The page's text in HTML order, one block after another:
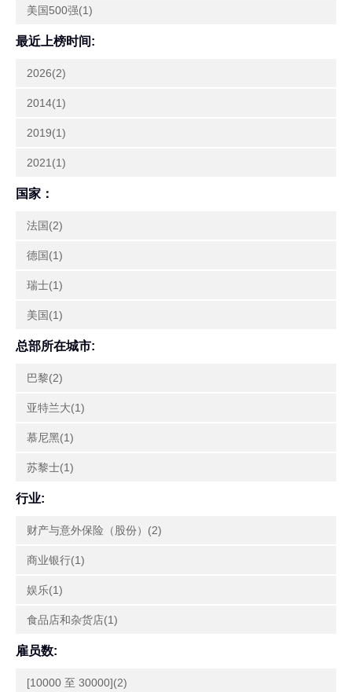
美国500强(1)
最近上榜时间:
2026(2)
2014(1)
2019(1)
2021(1)
国家：
法国(2)
德国(1)
瑞士(1)
美国(1)
总部所在城市:
巴黎(2)
亚特兰大(1)
慕尼黑(1)
苏黎士(1)
行业:
财产与意外保险（股份）(2)
商业银行(1)
娱乐(1)
食品店和杂货店(1)
雇员数:
[10000 至 30000](2)